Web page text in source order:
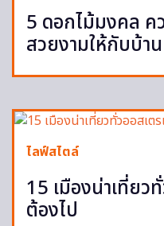
5 ดอกไม้มงคล ค
สวยงามให้กับบ้าน
ไลฟ์สไตล์
15 เมืองน่าเที่ยว
ต้องไป